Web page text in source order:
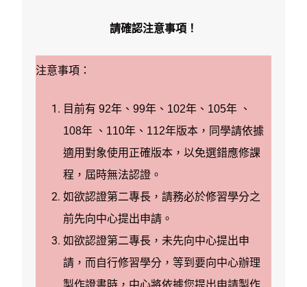
請確認注意事項！
注意事項：
目前有 92年、99年、102年、105年 、
108年 、110年、112年版本，同學請依據
適用對象使用正確版本，以免選錯應修課
程，屆時無法認證。
如欲認證第二專長，請務必於修習學分之
前先向中心提出申請。
如欲認證第二專長，未先向中心提出申
請，而自行修習學分，等到要向中心辦理
製作證書時，中心將依據您提出申請製作